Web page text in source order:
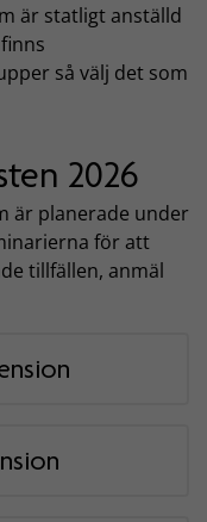
är statligt anställd
så välj det som
2026
är planerade under
för att
tillfällen, anmäl